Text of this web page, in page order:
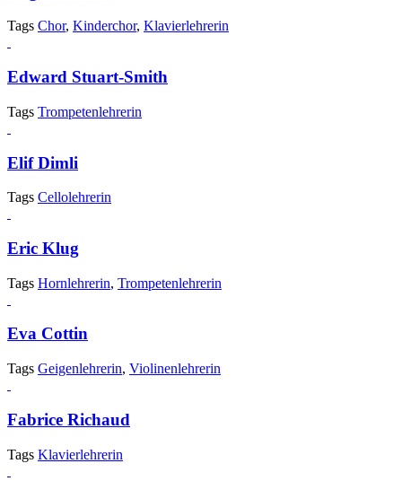
Tags Chor, Kinderchor, Klavierlehrerin
Edward Stuart-Smith
Tags Trompetenlehrerin
Elif Dimli
Tags Cellolehrerin
Eric Klug
Tags Hornlehrerin, Trompetenlehrerin
Eva Cottin
Tags Geigenlehrerin, Violinenlehrerin
Fabrice Richaud
Tags Klavierlehrerin